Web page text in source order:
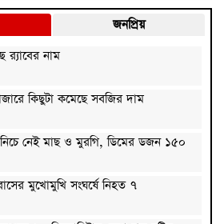
জনপ্রিয়
র‌্যাবের নাম
কিছুটা কমেছে সবজির দাম
নেই মাছ ও মুরগি, ডিমের ডজন ১৫০
মুখোমুখি সংঘর্ষে নিহত ৭